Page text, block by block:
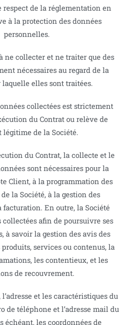
respect de la réglementation en
à la protection des données
personnelles.
ne collecter et ne traiter que des
nécessaires au regard de la
elles sont traitées.
collectées est strictement
du Contrat ou relève de
légitime de la Société.
du Contrat, la collecte et le
sont nécessaires pour la
Client, à la programmation des
la Société, à la gestion des
facturation. En outre, la Société
afin de poursuivre ses
à savoir la gestion des avis des
services ou contenus, la
les contentieux, et les
de recouvrement.
et les caractéristiques du
de téléphone et l’adresse mail du
échéant, les coordonnées de